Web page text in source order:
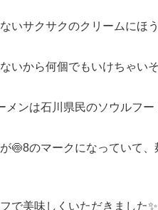
いサクサクのクリームにほ
いから何個でもいけちゃい
メンは石川県民のソウルフー
🍥8のマークになっていて
で美味しくいただきました✨